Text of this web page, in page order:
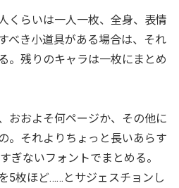
くらいは一人一枚、全身、表情
べき小道具がある場合は、それ
。残りのキャラは一枚にまとめ
おおよそ何ページか、その他に
。それよりちょっと長いあらす
ぎないフォントでまとめる。
5枚ほど……とサジェスチョンし